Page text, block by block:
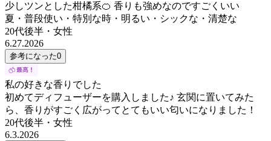
少しツンとした柑橘系🍊 香りも強めなのですごくいい
夏・普段使い・特別な時・明るい・シックな・清楚な
20代後半 ・ 女性
6.27.2026
参考になった0
私の好きな香りでした
初めてディフューザーを購入しました♪ 玄関に置いてみた
ら、香りがすごく広がってとてもいい匂いになりました！
20代後半 ・ 女性
6.3.2026